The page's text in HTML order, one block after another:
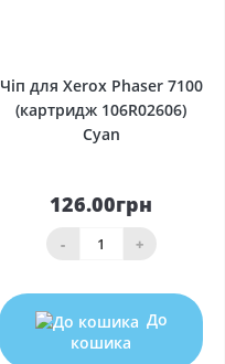
Чіп для Xerox Phaser 7100
(картридж 106R02606)
Cyan
126.00грн
- +
До
кошика